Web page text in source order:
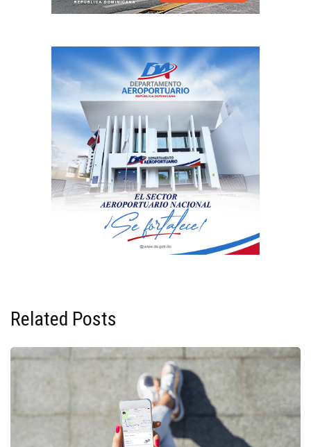
Related Posts